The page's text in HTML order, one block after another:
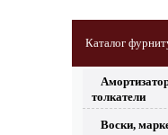
Каталог
толкатели
Воски,